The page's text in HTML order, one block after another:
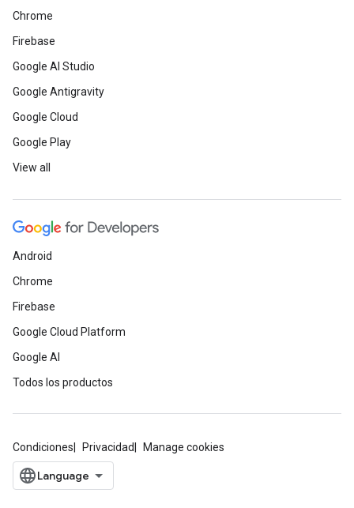
Chrome
Firebase
Google AI Studio
Google Antigravity
Google Cloud
Google Play
View all
Android
Chrome
Firebase
Google Cloud Platform
Google AI
Todos los productos
Condiciones Privacidad Manage cookies